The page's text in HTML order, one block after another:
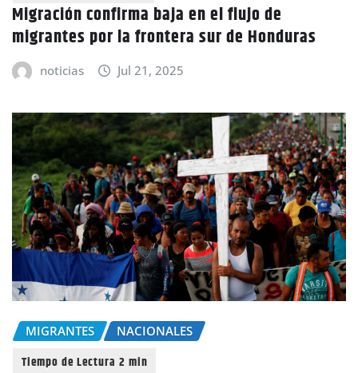
Migración confirma baja en el flujo de
migrantes por la frontera sur de Honduras
noticias Jul 21, 2025
MIGRANTES NACIONALES